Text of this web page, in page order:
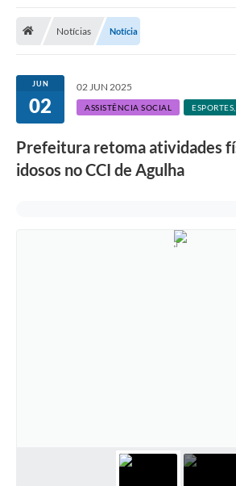
Notícias Notícia
JUN
02
02 JUN 2025
ASSISTÊNCIA SOCIAL
Prefeitura retoma atividades
idosos no CCI de Agulha